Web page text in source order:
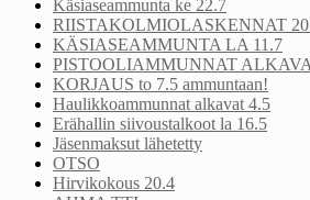
Käsiaseammunta ke 22.7
RIISTAKOLMIOLASKENNAT
KÄSIASEAMMUNTA LA 11.7
PISTOOLIAMMUNNAT
KORJAUS to 7.5 ammuntaan!
Haulikkoammunnat alkavat 4.5
Erähallin siivoustalkoot la 16.5
Jäsenmaksut lähetetty
OTSO
Hirvikokous 20.4